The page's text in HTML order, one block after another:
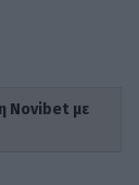
Novibet με